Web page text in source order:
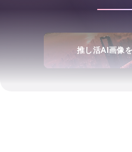
推し活AI画像